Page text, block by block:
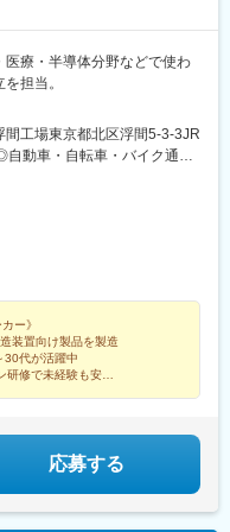
医療・半導体分野などで使わ
担当。
間工場東京都北区浮間5-3-3JR
動車・自転車・バイク通勤
！━━━━━社員寮を完備
ており、東京で新生活を始め
ー》
装置向け製品を製造
代が活躍中
修で未経験も安心
応募する